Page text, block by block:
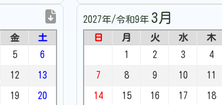
金
土
5 6
12 13
19 20
2027年/令和9年 3月
日 月 火 水 木
1
2 3 4
7 8 9 10 11
14 15 16 17 18